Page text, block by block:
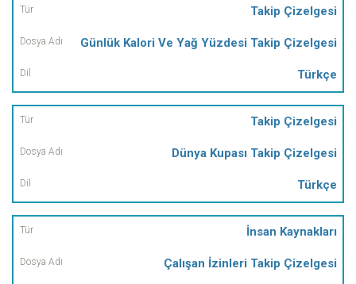
Takip Çizelgesi
Günlük Kalori Ve Yağ Yüzdesi Takip Çizelgesi
Türkçe
Takip Çizelgesi
Dünya Kupası Takip Çizelgesi
Türkçe
İnsan Kaynakları
Çalışan İzinleri Takip Çizelgesi